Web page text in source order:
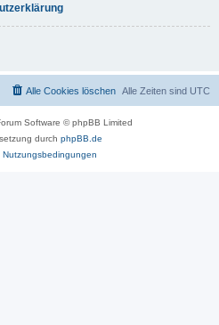
Alle Zeiten sind UTC
Alle Cookies löschen
Software © phpBB Limited
durch phpBB.de
Nutzungsbedingungen